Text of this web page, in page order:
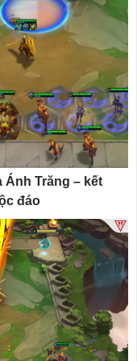
Ánh Trăng – kết
đáo